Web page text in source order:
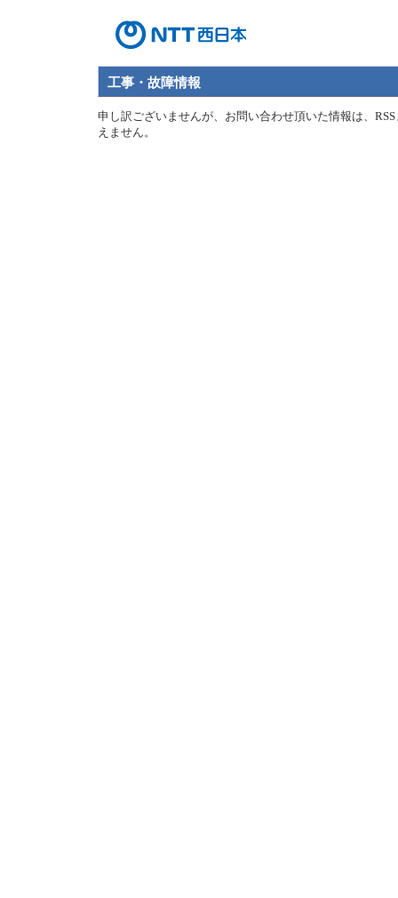
工事・故障情報
申し訳ございませんが、お問い合わせ頂いた情報は、
えません。